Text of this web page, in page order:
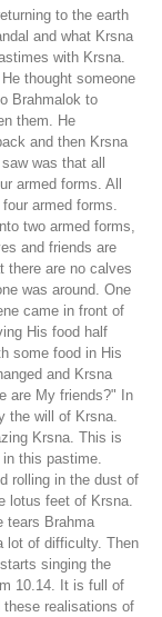
to the earth
and what Krsna
with Krsna.
thought someone
Brahmalok to
them. He
and then Krsna
was that all
armed forms. All
armed forms.
two armed forms,
and friends are
there are no calves
was around. One
came in front of
His food half
some food in His
and Krsna
are My friends?" In
the will of Krsna.
Krsna. This is
this pastime.
rolling in the dust of
lotus feet of Krsna.
tears Brahma
lot of difficulty. Then
singing the
10.14. It is full of
these realisations of